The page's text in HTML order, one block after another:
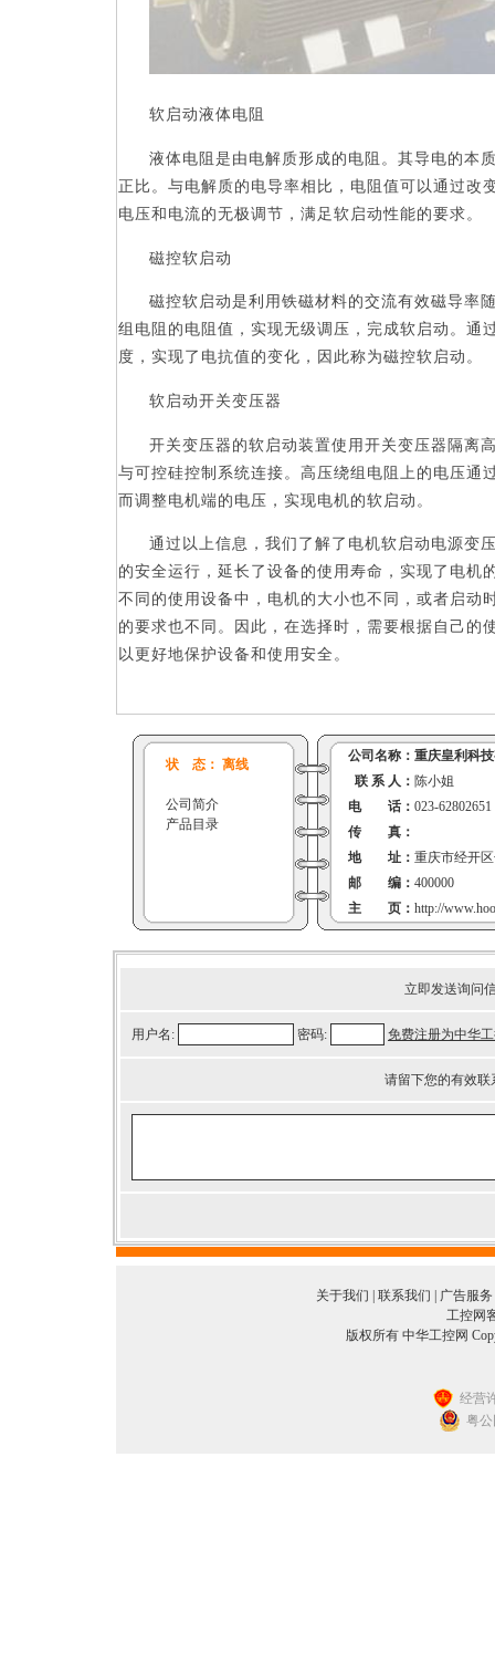
软启动液体电阻
液体电阻是由电解质形成的电阻。其导电的本
正比。与电解质的电导率相比，电阻值可以通过改
电压和电流的无极调节，满足软启动性能的要求。
磁控软启动
磁控软启动是利用铁磁材料的交流有效磁导率
组电阻的电阻值，实现无级调压，完成软启动。通
度，实现了电抗值的变化，因此称为磁控软启动。
软启动开关变压器
开关变压器的软启动装置使用开关变压器隔离
与可控硅控制系统连接。高压绕组电阻上的电压通
而调整电机端的电压，实现电机的软启动。
通过以上信息，我们了解了电机软启动电源变
的安全运行，延长了设备的使用寿命，实现了电机
不同的使用设备中，电机的 大小也不同，或者启动
的要求也不同。因此，在选择时，需要根据自己的
以更好地保护设备和使用安全。
状 态： 离线
公司简介
产品目录
公司名称： 重庆皇利科
联 系 人： 陈小姐
电 话： 023-62802651
传 真：
地 址： 重庆市经开
邮 编： 400000
主 页： http://
立即发送询问
用户名: 密码: 免费注册为中华
请留下您的有效
关于我们 联系我们 广告服务
工控网
版权所有 中华工控网
经营
粤公